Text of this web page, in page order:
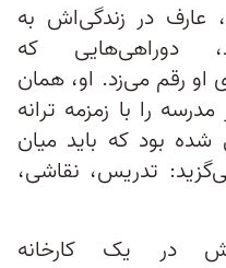
عارف در زندگی‌اش به
دوراهی‌هایی که
او رقم می‌زد. او، همان
را با زمزمه ترانه
بود که باید میان
تدریس، نقاشی،
در یک کارخانه‌